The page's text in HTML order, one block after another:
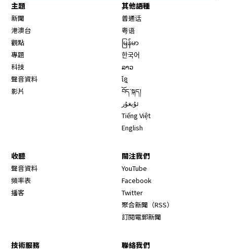
主題
新聞
港澳台
觀點
專題
科技
聲音資料
影片
其他語種
普通话
粤语
မြန်မာ
한국어
ລາວ
ខ្មែ
བོད་སྐད།
ئۇيغۇر
Tiếng Việt
English
收聽
聲音資料
頻率表
播客
關注我們
YouTube
Facebook
Twitter
聚合新聞（RSS）
訂閱電郵新聞
技術服務 聯絡我們